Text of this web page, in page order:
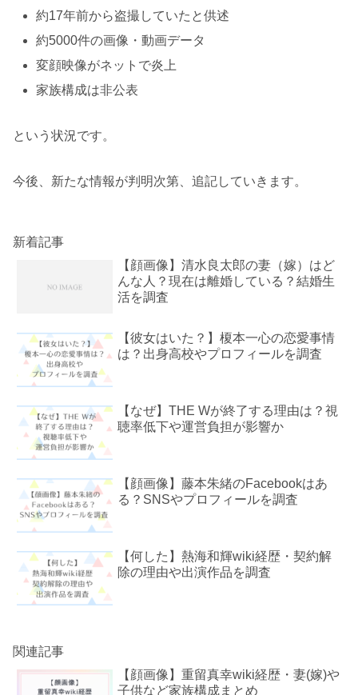
約17年前から盗撮していたと供述
約5000件の画像・動画データ
変顔映像がネットで炎上
家族構成は非公表
という状況です。
今後、新たな情報が判明次第、追記していきます。
新着記事
【顔画像】清水良太郎の妻（嫁）はど
んな人？現在は離婚している？結婚生
活を調査
【彼女はいた？】榎本一心の恋愛事情
は？出身高校やプロフィールを調査
【なぜ】THE Wが終了する理由は？視
聴率低下や運営負担が影響か
【顔画像】藤本朱緒のFacebookはあ
る？SNSやプロフィールを調査
【何した】熱海和輝wiki経歴・契約解
除の理由や出演作品を調査
関連記事
【顔画像】重留真幸wiki経歴・妻(嫁)や
子供など家族構成まとめ